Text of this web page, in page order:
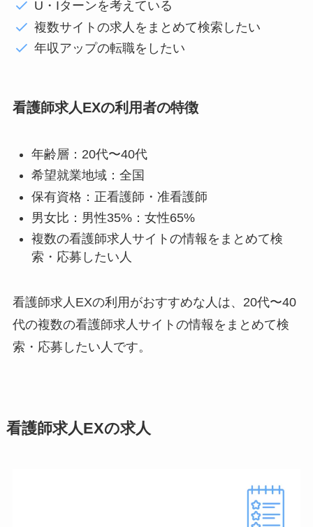
U・Iターンを考えている
複数サイトの求人をまとめて検索したい
年収アップの転職をしたい
看護師求人EXの利用者の特徴
年齢層：20代〜40代
希望就業地域：全国
保有資格：正看護師・准看護師
男女比：男性35%：女性65%
複数の看護師求人サイトの情報をまとめて検
索・応募したい人
看護師求人EXの利用がおすすめな人は、20代〜40
代の複数の看護師求人サイトの情報をまとめて検
索・応募したい人です。
看護師求人EXの求人